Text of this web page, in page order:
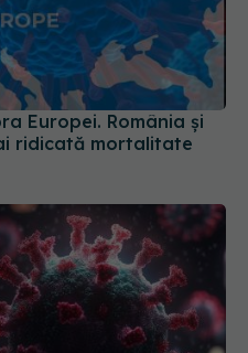
Europei. România și
ridicată mortalitate